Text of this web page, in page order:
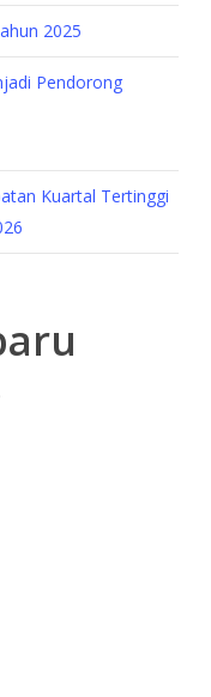
2025
Pendorong
Kuartal Tertinggi